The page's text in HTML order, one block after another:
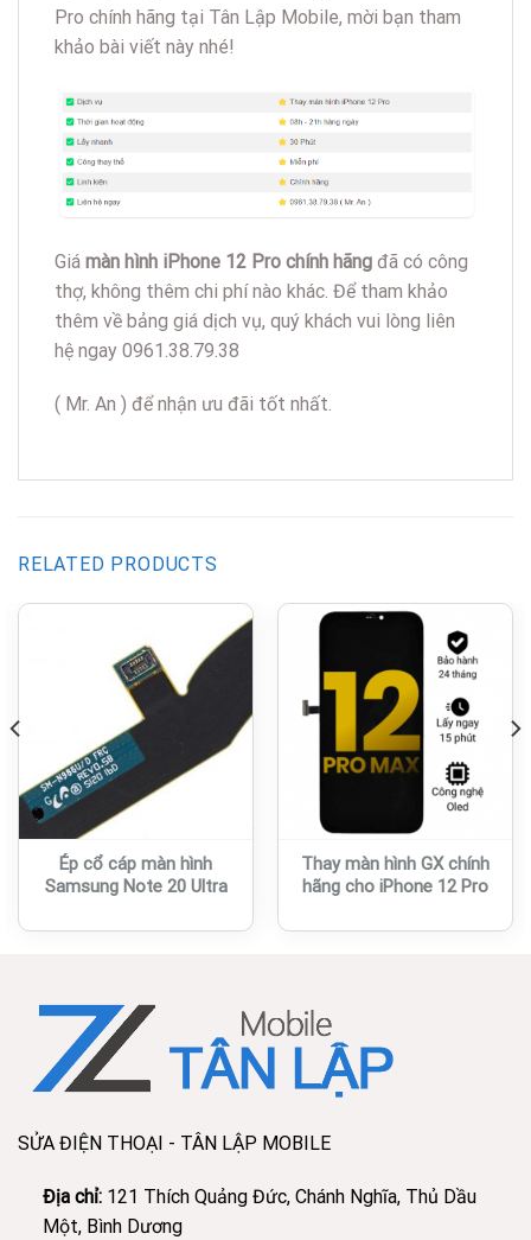
Pro chính hãng tại Tân Lập Mobile, mời bạn tham
khảo bài viết này nhé!
Giá màn hình iPhone 12 Pro chính hãng đã có công
thợ, không thêm chi phí nào khác. Để tham khảo
thêm về bảng giá dịch vụ, quý khách vui lòng liên
hệ ngay 0961.38.79.38
( Mr. An ) để nhận ưu đãi tốt nhất.
RELATED PRODUCTS
Ép cổ cáp màn hình
Samsung Note 20 Ultra
Thay màn hình GX chính
hãng cho iPhone 12 Pro
SỬA ĐIỆN THOẠI - TÂN LẬP MOBILE
Địa chỉ: 121 Thích Quảng Đức, Chánh Nghĩa, Thủ Dầu
Một, Bình Dương